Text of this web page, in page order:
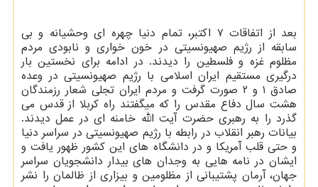
بعد از اتفاقات ۷ اکتبر، تمام دنیا چهره ای وحشیانه و بی
سابقه از رژیم صهیونسیتی در خون خواری و نابودی مردم
مظلوم غزه و فلسطین را دیدند. در ادامه برای نخستین بار
درگیری مستقیم ایران اسلامی با رژیم صهیونسیتی در وعده
صادق ۱ و ۲ صورت گرفت و مردم ایران تجلی شعار رزمندگان
هشت سال دفاع مقدس را که میگفتند راه کربلا از قدس می
گذرد را به رهبری حضرت آیت الله خامنه ای در عمل دیدند.
بیانات رهبر انقلاب در رابطه با رژیم صهیونسیتی در سراسر دنیا
و حتی قلب آمریکا و در دانشگاه های این کشور ظهور یافت و
ایشان در نامه هایی به وجدان های بیدار دانشجویان سراسر
جهان، آرمان پشتیبانی از مظلومین و بیزاری از ظالمان را نشر